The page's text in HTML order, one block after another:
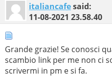
italiancafesaid:
11-08-2021 23.58.40
Grande grazie! Se conosci
scambio link per me non ci
scrivermi in pm e si fa.